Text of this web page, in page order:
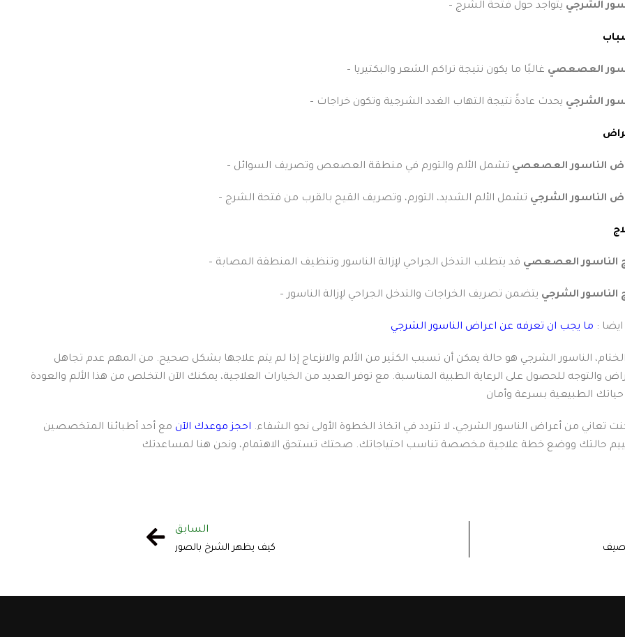
– الشرجي يتواجد حول فتحة الشرج
– العصعصي غالبًا ما يكون نتيجة تراكم الشعر والبكتيريا
– الشرجي يحدث عادةً نتيجة التهاب الغدد الشرجية وتكون خراجات
– الناسور العصعصي تشمل الألم والتورم في منطقة العصعص وتصريف السوائل
– الناسور الشرجي تشمل الألم الشديد، التورم، وتصريف القيح بالقرب من فتحة الشرج
– الناسور العصعصي قد يتطلب التدخل الجراحي لإزالة الناسور وتنظيف المنطقة المصابة
– الناسور الشرجي يتضمن تصريف الخراجات والتدخل الجراحي لإزالة الناسور
ايضا : ما يجب ان تعرفه عن اعراض الناسور الشرجي
الناسور الشرجي هو حالة يمكن أن تسبب الكثير من الألم والانزعاج إذا لم يتم علاجها بشكل صحيح. من المهم عدم تجاهل
والتوجه للحصول على الرعاية الطبية المناسبة. مع توفر العديد من الخيارات العلاجية، يمكنك الآن التخلص من هذا الألم والعودة
تعاني من أعراض الناسور الشرجي، لا تتردد في اتخاذ الخطوة الأولى نحو الشفاء. احجز موعدك الآن مع أحد أطبائنا المتخصصين
السابق
كيف يظهر الشرخ بالصور